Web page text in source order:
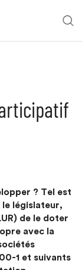
? Tel est
législateur,
de le doter
avec la
1 et suivants